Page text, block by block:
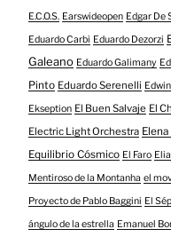
E.C.O.S. Earswideopen Edgar De
Eduardo Carbi Eduardo Dezorzi
Galeano Eduardo Galimany
Pinto Eduardo Serenelli
Ekseption El Buen Salvaje El
Electric Light Orchestra
Equilibrio Cósmico El Faro
Mentiroso de la Montanha el
Proyecto de Pablo Baggini El
ángulo de la estrella Emanuel